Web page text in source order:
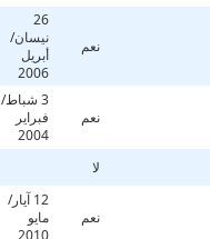
نعم
26
نيسان/
أبريل
2006
نعم
3 شباط/
فبراير
2004
نعم
12 آيار/
مايو